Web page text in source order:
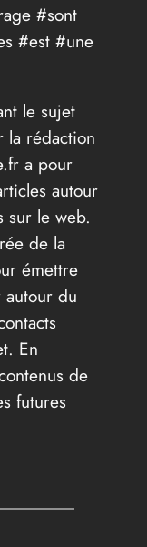
#sont
#est #une
le sujet
la rédaction
a pour
autour
sur le web.
de la
émettre
du
En
de
futures